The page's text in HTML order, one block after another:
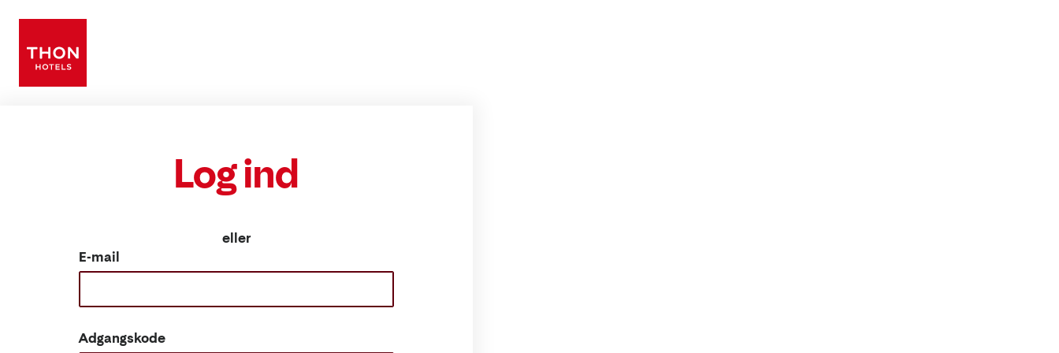
Log ind
eller
E-mail
Adgangskode